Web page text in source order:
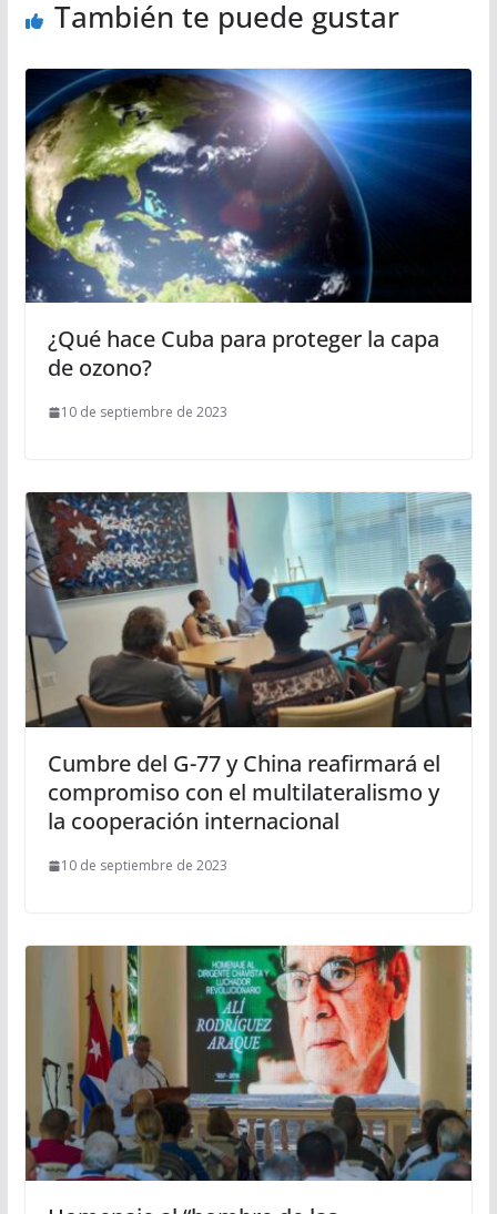
También te puede gustar
¿Qué hace Cuba para proteger la capa
de ozono?
10 de septiembre de 2023
Cumbre del G-77 y China reafirmará el
compromiso con el multilateralismo y
la cooperación internacional
10 de septiembre de 2023